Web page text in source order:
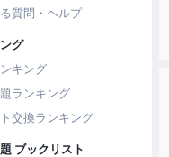
質問・ヘルプ
グ
キング
ランキング
交換ランキング
ブックリスト